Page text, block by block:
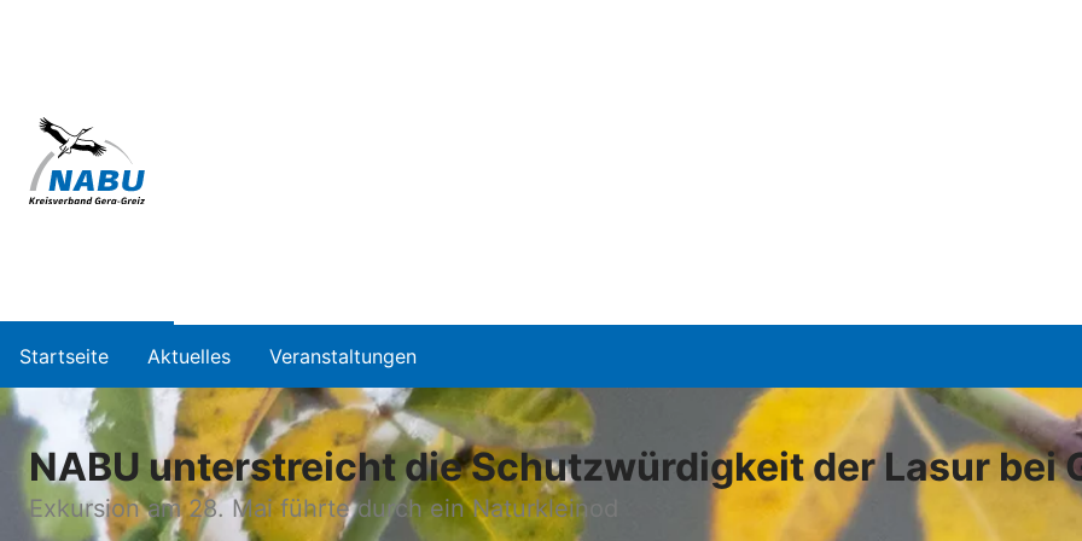
Startseite Aktuelles Veranstaltungen
NABU unterstreicht die Schutzwürdigkeit der Lasur bei
Exkursion am 28. Mai führte durch ein Naturkleinod